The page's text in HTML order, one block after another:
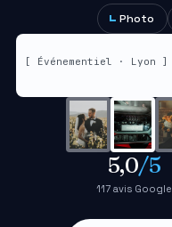
Photo
[ Portrait · Lyon ]
5,0/5
117 avis Google